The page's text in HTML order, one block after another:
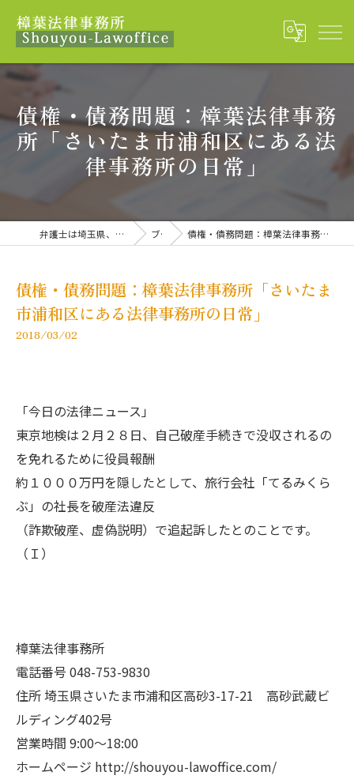
債権・債務問題：樟葉法律事務
所「さいたま市浦和区にある法
律事務所の日常」
弁護士は埼玉県、さいたま市の樟葉法律事務所 ブログ 債権・債務問題：樟葉法律事務所「さいたま市浦和区にある法律事務所の日常」
債権・債務問題：樟葉法律事務所「さいたま
市浦和区にある法律事務所の日常」
2018/03/02
「今日の法律ニュース」
東京地検は２月２８日、自己破産手続きで没収されるの
を免れるために役員報酬
約１０００万円を隠したとして、旅行会社「てるみくら
ぶ」の社長を破産法違反
（詐欺破産、虚偽説明）で追起訴したとのことです。
（Ｉ）
樟葉法律事務所
電話番号 048-753-9830
住所 埼玉県さいたま市浦和区高砂3-17-21 高砂武蔵ビ
ルディング402号
営業時間 9:00～18:00
ホームページ http://shouyou-lawoffice.com/